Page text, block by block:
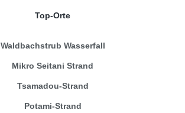
Top-Orte
Waldbachstrub Wasserfall
Mikro Seitani Strand
Tsamadou-Strand
Potami-Strand